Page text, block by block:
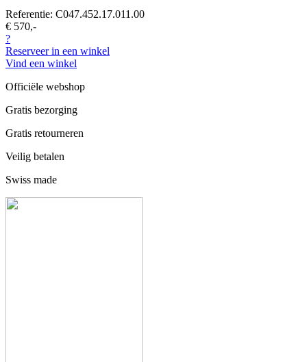
Referentie: C047.452.17.011.00
€ 570,-
?
Reserveer in een winkel
Vind een winkel
Officiële webshop
Gratis bezorging
Gratis retourneren
Veilig betalen
Swiss made